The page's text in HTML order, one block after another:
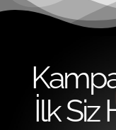
İlk Siz